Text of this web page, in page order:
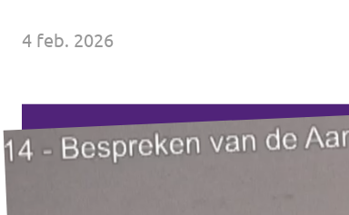
↗️ Overzicht alle Nederlandse afdelingen
Agenda
Verkiezingsprogramma
4 feb. 2026